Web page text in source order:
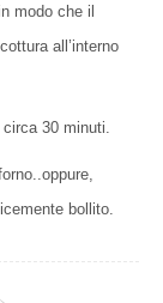
modo che il
all’interno
30 minuti.
bollito.